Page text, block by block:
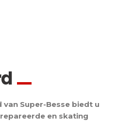
van Super-Besse biedt u
en skating